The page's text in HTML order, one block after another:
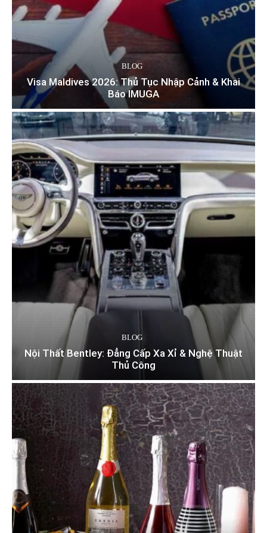
BLOG
Visa Maldives 2026: Thủ Tục Nhập Cảnh & Khai
Báo IMUGA
BLOG
Nội Thất Bentley: Đẳng Cấp Xa Xỉ & Nghệ Thuật
Thủ Công